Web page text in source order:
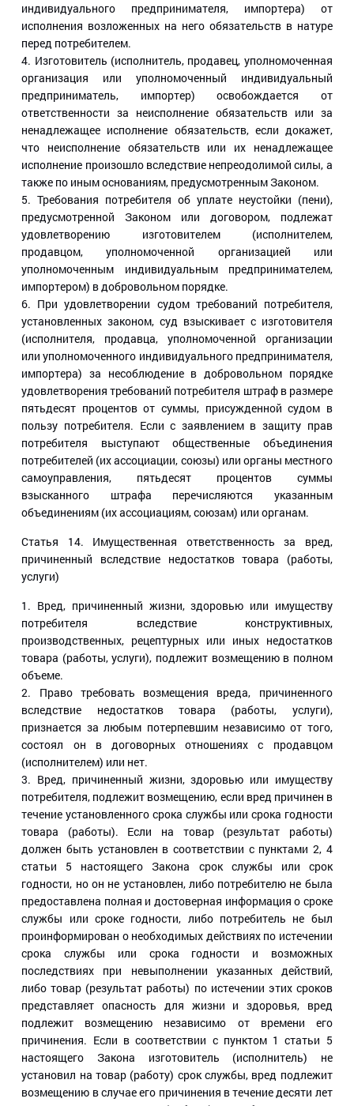
индивидуального предпринимателя, импортера) от
исполнения возложенных на него обязательств в натуре
перед потребителем.
4. Изготовитель (исполнитель, продавец, уполномоченная
организация или уполномоченный индивидуальный
предприниматель, импортер) освобождается от
ответственности за неисполнение обязательств или за
ненадлежащее исполнение обязательств, если докажет,
что неисполнение обязательств или их ненадлежащее
исполнение произошло вследствие непреодолимой силы, а
также по иным основаниям, предусмотренным Законом.
5. Требования потребителя об уплате неустойки (пени),
предусмотренной Законом или договором, подлежат
удовлетворению изготовителем (исполнителем,
продавцом, уполномоченной организацией или
уполномоченным индивидуальным предпринимателем,
импортером) в добровольном порядке.
6. При удовлетворении судом требований потребителя,
установленных законом, суд взыскивает с изготовителя
(исполнителя, продавца, уполномоченной организации
или уполномоченного индивидуального предпринимателя,
импортера) за несоблюдение в добровольном порядке
удовлетворения требований потребителя штраф в размере
пятьдесят процентов от суммы, присужденной судом в
пользу потребителя. Если с заявлением в защиту прав
потребителя выступают общественные объединения
потребителей (их ассоциации, союзы) или органы местного
самоуправления, пятьдесят процентов суммы
взысканного штрафа перечисляются указанным
объединениям (их ассоциациям, союзам) или органам.
Статья 14. Имущественная ответственность за вред,
причиненный вследствие недостатков товара (работы,
услуги)
1. Вред, причиненный жизни, здоровью или имуществу
потребителя вследствие конструктивных,
производственных, рецептурных или иных недостатков
товара (работы, услуги), подлежит возмещению в полном
объеме.
2. Право требовать возмещения вреда, причиненного
вследствие недостатков товара (работы, услуги),
признается за любым потерпевшим независимо от того,
состоял он в договорных отношениях с продавцом
(исполнителем) или нет.
3. Вред, причиненный жизни, здоровью или имуществу
потребителя, подлежит возмещению, если вред причинен в
течение установленного срока службы или срока годности
товара (работы). Если на товар (результат работы)
должен быть установлен в соответствии с пунктами 2, 4
статьи 5 настоящего Закона срок службы или срок
годности, но он не установлен, либо потребителю не была
предоставлена полная и достоверная информация о сроке
службы или сроке годности, либо потребитель не был
проинформирован о необходимых действиях по истечении
срока службы или срока годности и возможных
последствиях при невыполнении указанных действий,
либо товар (результат работы) по истечении этих сроков
представляет опасность для жизни и здоровья, вред
подлежит возмещению независимо от времени его
причинения. Если в соответствии с пунктом 1 статьи 5
настоящего Закона изготовитель (исполнитель) не
установил на товар (работу) срок службы, вред подлежит
возмещению в случае его причинения в течение десяти лет